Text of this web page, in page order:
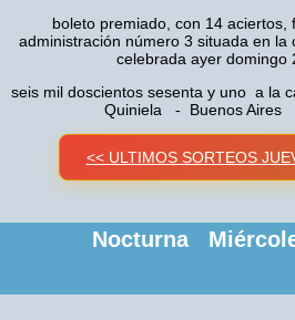
boleto premiado, con 14 aciertos,
administración número 3 situada en la
celebrada ayer domingo
seis mil doscientos sesenta y uno a la
Quiniela - Buenos Aires
<< ULTIMOS SORTEOS
Nocturna